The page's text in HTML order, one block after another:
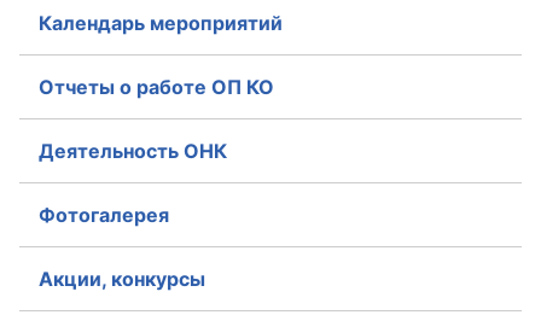
Календарь мероприятий
Отчеты о работе ОП КО
Деятельность ОНК
Фотогалерея
Акции, конкурсы